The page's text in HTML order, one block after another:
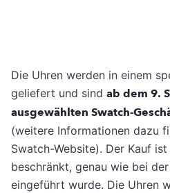
Die Uhren werden in einem
geliefert und sind ab dem 9.
ausgewählten Swatch-
(weitere Informationen dazu
Swatch-Website). Der Kauf
beschränkt, genau wie bei
eingeführt wurde. Die Uhren